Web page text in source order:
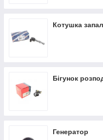
Котушка
Бігунок
Генератор